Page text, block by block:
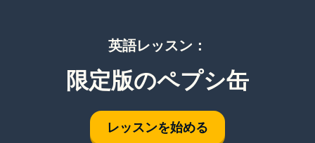
英語レッスン：
限定版のペプシ缶
レッスンを始める